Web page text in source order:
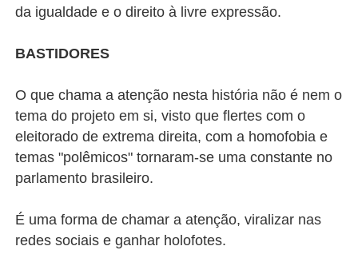
da igualdade e o direito à livre expressão.
BASTIDORES
O que chama a atenção nesta história não é nem o
tema do projeto em si, visto que flertes com o
eleitorado de extrema direita, com a homofobia e
temas "polêmicos" tornaram-se uma constante no
parlamento brasileiro.
É uma forma de chamar a atenção, viralizar nas
redes sociais e ganhar holofotes.